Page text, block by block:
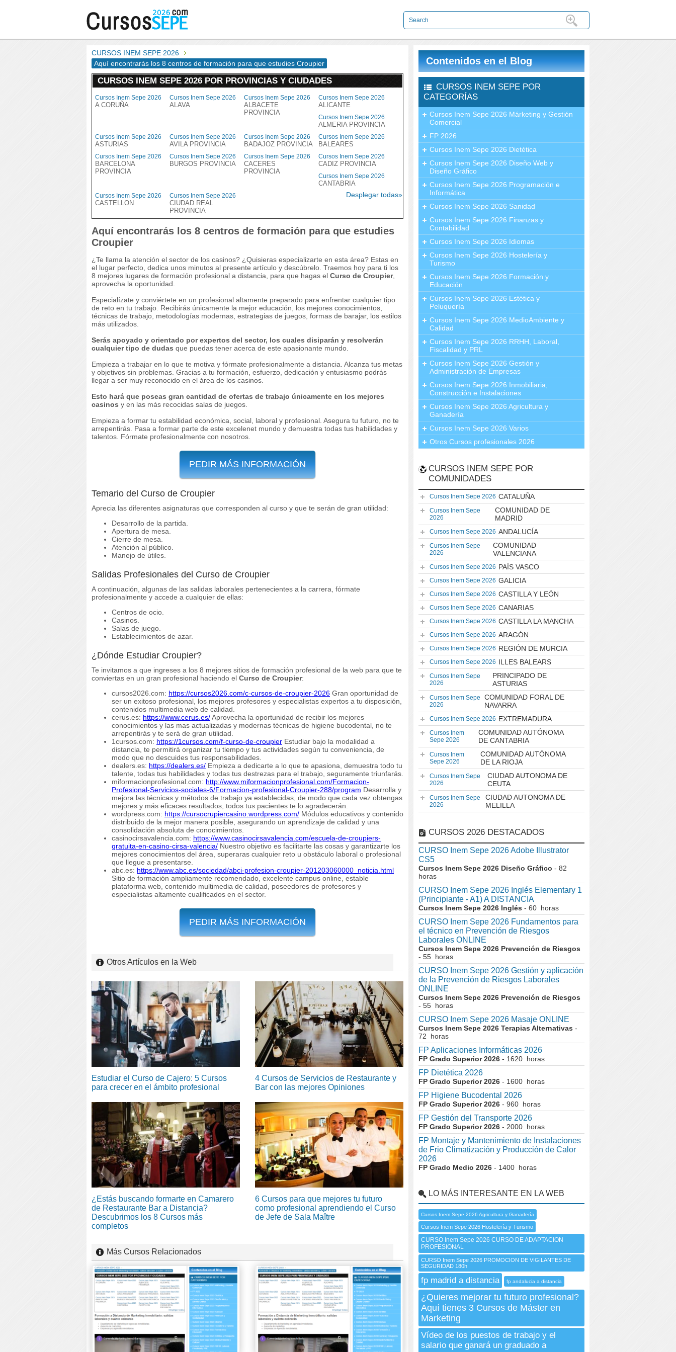
CURSOS INEM SEPE 2026
Aquí encontrarás los 8 centros de formación para que estudies Croupier
CURSOS INEM SEPE 2026 POR PROVINCIAS Y CIUDADES
Cursos Inem Sepe 2026
A CORUÑA
Cursos Inem Sepe 2026
ALAVA
Cursos Inem Sepe 2026
ALBACETE
PROVINCIA
Cursos Inem Sepe 2026
ALICANTE
Cursos Inem Sepe 2026
ALMERIA PROVINCIA
Cursos Inem Sepe 2026
ASTURIAS
Cursos Inem Sepe 2026
AVILA PROVINCIA
Cursos Inem Sepe 2026
BADAJOZ PROVINCIA
Cursos Inem Sepe 2026
BALEARES
Cursos Inem Sepe 2026
BARCELONA
PROVINCIA
Cursos Inem Sepe 2026
BURGOS PROVINCIA
Cursos Inem Sepe 2026
CACERES
PROVINCIA
Cursos Inem Sepe 2026
CADIZ PROVINCIA
Cursos Inem Sepe 2026
CANTABRIA
Cursos Inem Sepe 2026
CASTELLON
Cursos Inem Sepe 2026
CIUDAD REAL
PROVINCIA
Desplegar todas»
Aquí encontrarás los 8 centros de formación para que estudies
Croupier
¿Te llama la atención el sector de los casinos? ¿Quisieras especializarte en esta área? Estas en
el lugar perfecto, dedica unos minutos al presente artículo y descúbrelo. Traemos hoy para ti los
8 mejores lugares de formación profesional a distancia, para que hagas el Curso de Croupier,
aprovecha la oportunidad.
Especialízate y conviértete en un profesional altamente preparado para enfrentar cualquier tipo
de reto en tu trabajo. Recibirás únicamente la mejor educación, los mejores conocimientos,
técnicas de trabajo, metodologías modernas, estrategias de juegos, formas de barajar, los estilos
más utilizados.
Serás apoyado y orientado por expertos del sector, los cuales disiparán y resolverán
cualquier tipo de dudas que puedas tener acerca de este apasionante mundo.
Empieza a trabajar en lo que te motiva y fórmate profesionalmente a distancia. Alcanza tus metas
y objetivos sin problemas. Gracias a tu formación, esfuerzo, dedicación y entusiasmo podrás
llegar a ser muy reconocido en el área de los casinos.
Esto hará que poseas gran cantidad de ofertas de trabajo únicamente en los mejores
casinos y en las más recocidas salas de juegos.
Empieza a formar tu estabilidad económica, social, laboral y profesional. Asegura tu futuro, no te
arrepentirás. Pasa a formar parte de este excelenet mundo y demuestra todas tus habilidades y
talentos. Fórmate profesionalmente con nosotros.
PEDIR MÁS INFORMACIÓN
Temario del Curso de Croupier
Aprecia las diferentes asignaturas que corresponden al curso y que te serán de gran utilidad:
Desarrollo de la partida.
Apertura de mesa.
Cierre de mesa.
Atención al público.
Manejo de útiles.
Salidas Profesionales del Curso de Croupier
A continuación, algunas de las salidas laborales pertenecientes a la carrera, fórmate
profesionalmente y accede a cualquier de ellas:
Centros de ocio.
Casinos.
Salas de juego.
Establecimientos de azar.
¿Dónde Estudiar Croupier?
Te invitamos a que ingreses a los 8 mejores sitios de formación profesional de la web para que te
conviertas en un gran profesional haciendo el Curso de Croupier:
cursos2026.com: https://cursos2026.com/c-cursos-de-croupier-2026 Gran oportunidad de
ser un exitoso profesional, los mejores profesores y especialistas expertos a tu disposición,
contenidos multimedia web de calidad.
cerus.es: https://www.cerus.es/Aprovecha la oportunidad de recibir los mejores
conocimientos y las mas actualizadas y modernas técnicas de higiene bucodental, no te
arrepentirás y te será de gran utilidad.
1cursos.com: https://1cursos.com/f-curso-de-croupier Estudiar bajo la modalidad a
distancia, te permitirá organizar tu tiempo y tus actividades según tu conveniencia, de
modo que no descuides tus responsabilidades.
dealers.es: https://dealers.es/ Empieza a dedicarte a lo que te apasiona, demuestra todo tu
talente, todas tus habilidades y todas tus destrezas para el trabajo, seguramente triunfarás.
miformacionprofesional.com: http://www.miformacionprofesional.com/Formacion-
Profesional-Servicios-sociales-6/Formacion-profesional-Croupier-288/program Desarrolla y
mejora las técnicas y métodos de trabajo ya establecidas, de modo que cada vez obtengas
mejores y más eficaces resultados, todos tus pacientes te lo agradecerán.
wordpress.com: https://cursocrupiercasino.wordpress.com/ Módulos educativos y contenido
distribuido de la mejor manera posible, asegurando un aprendizaje de calidad y una
consolidación absoluta de conocimientos.
casinocirsavalencia.com: https://www.casinocirsavalencia.com/escuela-de-croupiers-
gratuita-en-casino-cirsa-valencia/ Nuestro objetivo es facilitarte las cosas y garantizarte los
mejores conocimientos del área, superaras cualquier reto u obstáculo laboral o profesional
que llegue a presentarse.
abc.es: https://www.abc.es/sociedad/abci-profesion-croupier-201203060000_noticia.html
Sitio de formación ampliamente recomendado, excelente campus online, estable
plataforma web, contenido multimedia de calidad, poseedores de profesores y
especialistas altamente cualificados en el sector.
PEDIR MÁS INFORMACIÓN
Otros Artículos en la Web
Estudiar el Curso de Cajero: 5 Cursos
para crecer en el ámbito profesional
4 Cursos de Servicios de Restaurante y
Bar con las mejores Opiniones
¿Estás buscando formarte en Camarero
de Restaurante Bar a Distancia?
Descubrimos los 8 Cursos más
completos
6 Cursos para que mejores tu futuro
como profesional aprendiendo el Curso
de Jefe de Sala Maître
Más Cursos Relacionados
Contenidos en el Blog
CURSOS INEM SEPE POR
CATEGORÍAS
Cursos Inem Sepe 2026 Márketing y Gestión
Comercial
FP 2026
Cursos Inem Sepe 2026 Dietética
Cursos Inem Sepe 2026 Diseño Web y
Diseño Gráfico
Cursos Inem Sepe 2026 Programación e
Informática
Cursos Inem Sepe 2026 Sanidad
Cursos Inem Sepe 2026 Finanzas y
Contabilidad
Cursos Inem Sepe 2026 Idiomas
Cursos Inem Sepe 2026 Hostelería y
Turismo
Cursos Inem Sepe 2026 Formación y
Educación
Cursos Inem Sepe 2026 Estética y
Peluquería
Cursos Inem Sepe 2026 MedioAmbiente y
Calidad
Cursos Inem Sepe 2026 RRHH, Laboral,
Fiscalidad y PRL
Cursos Inem Sepe 2026 Gestión y
Administración de Empresas
Cursos Inem Sepe 2026 Inmobiliaria,
Construcción e Instalaciones
Cursos Inem Sepe 2026 Agricultura y
Ganadería
Cursos Inem Sepe 2026 Varios
Otros Cursos profesionales 2026
CURSOS INEM SEPE POR
COMUNIDADES
Cursos Inem Sepe 2026 CATALUÑA
Cursos Inem Sepe
2026
COMUNIDAD DE
MADRID
Cursos Inem Sepe 2026 ANDALUCÍA
Cursos Inem Sepe
2026
COMUNIDAD
VALENCIANA
Cursos Inem Sepe 2026 PAÍS VASCO
Cursos Inem Sepe 2026 GALICIA
Cursos Inem Sepe 2026 CASTILLA Y LEÓN
Cursos Inem Sepe 2026 CANARIAS
Cursos Inem Sepe 2026 CASTILLA LA MANCHA
Cursos Inem Sepe 2026 ARAGÓN
Cursos Inem Sepe 2026 REGIÓN DE MURCIA
Cursos Inem Sepe 2026 ILLES BALEARS
Cursos Inem Sepe
2026
PRINCIPADO DE
ASTURIAS
Cursos Inem Sepe
2026
COMUNIDAD FORAL DE
NAVARRA
Cursos Inem Sepe 2026 EXTREMADURA
Cursos Inem
Sepe 2026
COMUNIDAD AUTÓNOMA
DE CANTABRIA
Cursos Inem
Sepe 2026
COMUNIDAD AUTÓNOMA
DE LA RIOJA
Cursos Inem Sepe
2026
CIUDAD AUTONOMA DE
CEUTA
Cursos Inem Sepe
2026
CIUDAD AUTONOMA DE
MELILLA
CURSOS 2026 DESTACADOS
CURSO Inem Sepe 2026 Adobe Illustrator
CS5
Cursos Inem Sepe 2026 Diseño Gráfico - 82
horas
CURSO Inem Sepe 2026 Inglés Elementary 1
(Principiante - A1) A DISTANCIA
Cursos Inem Sepe 2026 Inglés - 60 horas
CURSO Inem Sepe 2026 Fundamentos para
el técnico en Prevención de Riesgos
Laborales ONLINE
Cursos Inem Sepe 2026 Prevención de Riesgos
- 55 horas
CURSO Inem Sepe 2026 Gestión y aplicación
de la Prevención de Riesgos Laborales
ONLINE
Cursos Inem Sepe 2026 Prevención de Riesgos
- 55 horas
CURSO Inem Sepe 2026 Masaje ONLINE
Cursos Inem Sepe 2026 Terapias Alternativas -
72 horas
FP Aplicaciones Informáticas 2026
FP Grado Superior 2026 - 1620 horas
FP Dietética 2026
FP Grado Superior 2026 - 1600 horas
FP Higiene Bucodental 2026
FP Grado Superior 2026 - 960 horas
FP Gestión del Transporte 2026
FP Grado Superior 2026 - 2000 horas
FP Montaje y Mantenimiento de Instalaciones
de Frio Climatización y Producción de Calor
2026
FP Grado Medio 2026 - 1400 horas
LO MÁS INTERESANTE EN LA WEB
Cursos Inem Sepe 2026 Agricultura y Ganadería
Cursos Inem Sepe 2026 Hostelería y Turismo
CURSO Inem Sepe 2026 CURSO DE ADAPTACION
PROFESIONAL
CURSO Inem Sepe 2026 PROMOCION DE VIGILANTES DE
SEGURIDAD 180h
fp madrid a distancia fp andalucia a distancia
¿Quieres mejorar tu futuro profesional?
Aquí tienes 3 Cursos de Máster en
Marketing
Vídeo de los puestos de trabajo y el
salario que ganará un graduado a